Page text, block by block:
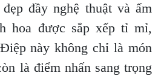
đầy nghệ thuật và ấm
hoa được sắp xếp tỉ mỉ,
này không chỉ là món
là điểm nhấn sang trọng